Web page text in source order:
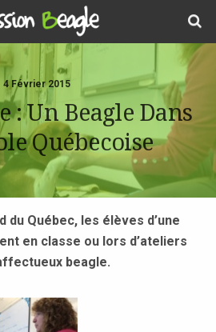
4 Février 2015
: Un Beagle Dans
Québecoise
du Québec, les élèves d’une
en classe ou lors d’ateliers
beagle.